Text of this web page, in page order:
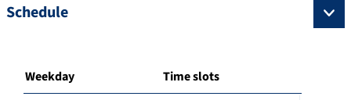
Schedule
Weekday Time slots